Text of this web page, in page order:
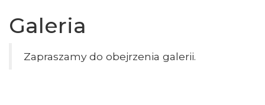
Galeria
Zapraszamy do obejrzenia galerii.